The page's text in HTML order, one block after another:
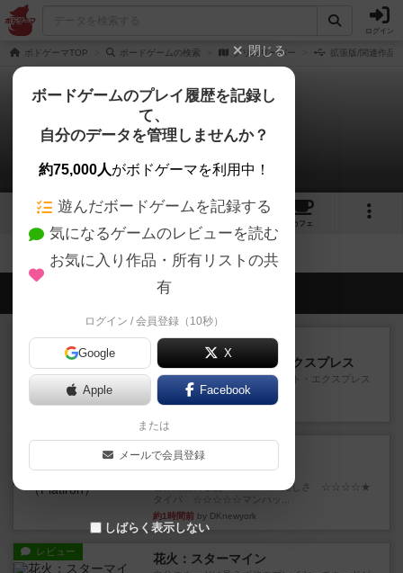
ログイン
ボドゲーマTOP ボードゲームの検索 グリムリーパー 拡張版/関連作品
グリムリーパー
拡張/関連作品 0件
8 3
カフェ
会員の新しい投稿
ルール/インスト
トランスオリエント・エクスプレス
乗客の皆様、トランスオリエント・エクスプレス
にご乗車ありがとうございま...
2分前by jurong
レビュー
画像付き
フラットアイアン
世界に浸れる度 ☆☆☆☆★楽しさ ☆☆☆☆★
タイパ ☆☆☆☆☆マンハッ...
約1時間前 by DKnewyork
レビュー 花火：スターマイン
閉じる
ボードゲームのプレイ履歴を記録し
て、
自分のデータを管理しませんか？
約75,000人がボドゲーマを利用中！
遊んだボードゲームを記録する
気になるゲームのレビューを読む
お気に入り作品・所有リストの共
有
ログイン / 会員登録（10秒）
Google X
Apple Facebook
または
メールで会員登録
しばらく表示しない